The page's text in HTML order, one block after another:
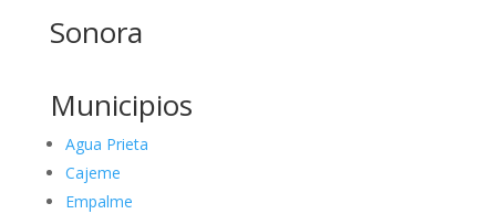
Sonora
Municipios
Agua Prieta
Cajeme
Empalme